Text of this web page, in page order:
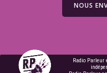
NOUS
2026 Radio Parleur.Radio Parleur